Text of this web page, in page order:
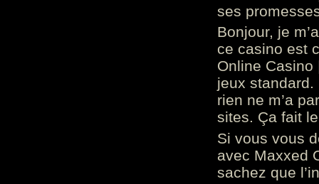
ses
Bonjour, je
ce casino est
Online
jeux standard.
rien ne m’a
sites. Ça fait
Si vous vous
avec Maxxed
sachez que